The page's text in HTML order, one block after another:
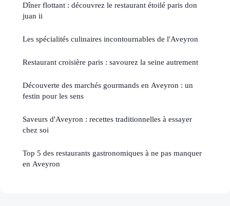
Dîner flottant : découvrez le restaurant étoilé paris don
juan ii
Les spécialités culinaires incontournables de l'Aveyron
Restaurant croisière paris : savourez la seine autrement
Découverte des marchés gourmands en Aveyron : un
festin pour les sens
Saveurs d'Aveyron : recettes traditionnelles à essayer
chez soi
Top 5 des restaurants gastronomiques à ne pas manquer
en Aveyron